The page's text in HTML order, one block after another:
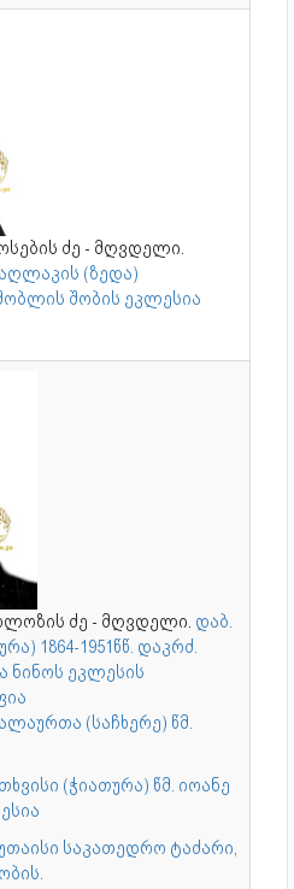
ძე - მღვდელი.
(ზედა)
შობის ეკლესია
ძე - მღვდელი. დაბ.
1864-1951წწ. დაკრძ.
ნინოს ეკლესის
(საჩხერე) წმ.
(ჭიათურა) წმ. იოანე
საკათედრო ტაძარი,